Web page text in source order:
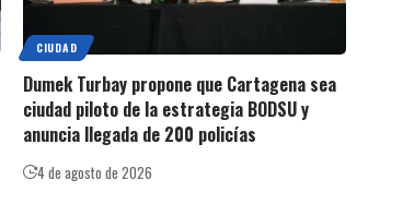
CIUDAD
Dumek Turbay propone que Cartagena sea
ciudad piloto de la estrategia BODSU y
anuncia llegada de 200 policías
4 de agosto de 2026